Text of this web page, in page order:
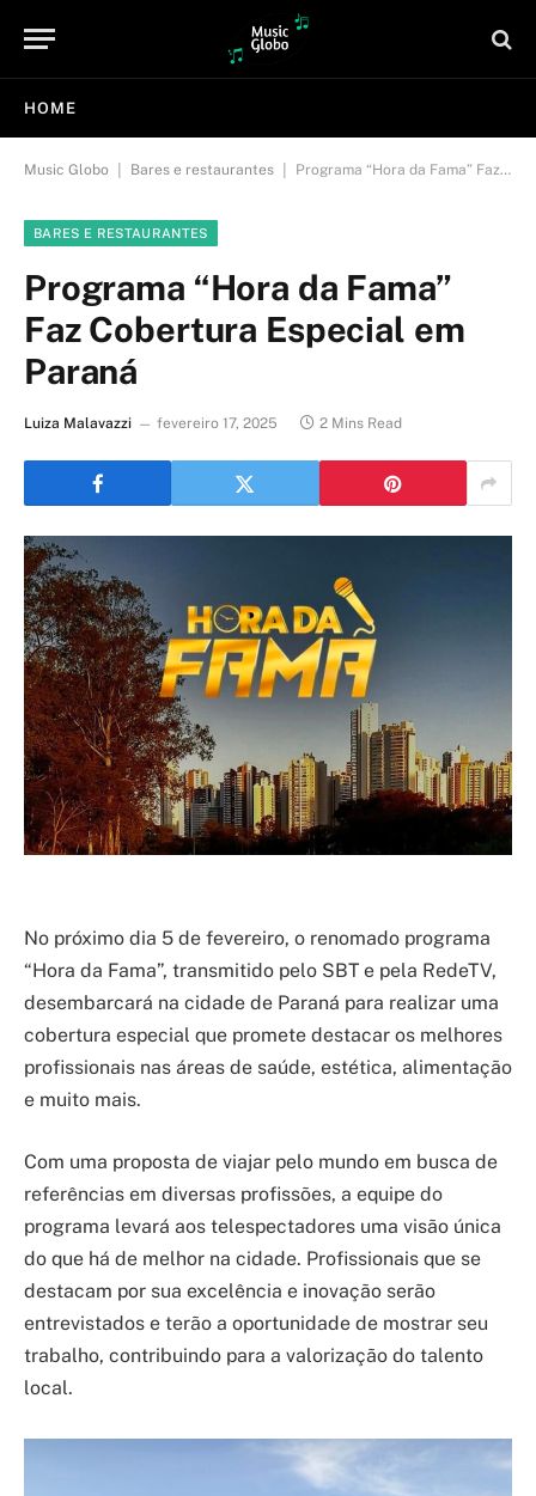
HOME
Music Globo Bares e restaurantes Programa “Hora da Fama” Faz Cobertura Especial em Paraná
BARES E RESTAURANTES
Programa “Hora da Fama”
Faz Cobertura Especial em
Paraná
Luiza Malavazzi fevereiro 17, 2025 2 Mins Read
No próximo dia 5 de fevereiro, o renomado programa
“Hora da Fama”, transmitido pelo SBT e pela RedeTV,
desembarcará na cidade de Paraná para realizar uma
cobertura especial que promete destacar os melhores
profissionais nas áreas de saúde, estética, alimentação
e muito mais.
Com uma proposta de viajar pelo mundo em busca de
referências em diversas profissões, a equipe do
programa levará aos telespectadores uma visão única
do que há de melhor na cidade. Profissionais que se
destacam por sua excelência e inovação serão
entrevistados e terão a oportunidade de mostrar seu
trabalho, contribuindo para a valorização do talento
local.